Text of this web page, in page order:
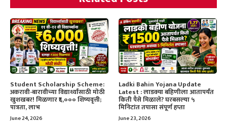
Student Scholarship Scheme:
अकरावी-बारावीच्या विद्यार्थ्यांसाठी मोठी
खुशखबर! मिळणार ₹६,००० शिष्यवृत्ती;
पात्रता, लाभ
June 24, 2026
Ladki Bahin Yojana Update
Latest : लाडक्या बहिणीला आतापर्यंत
किती पैसे मिळाले? घरबसल्या ५
मिनिटांत तपासा संपूर्ण हप्ता
June 23, 2026